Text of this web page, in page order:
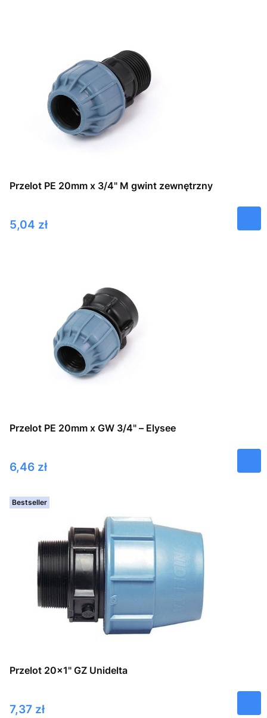
Przelot PE 20mm x 3/4" M gwint zewnętrzny
Cena
5,04 zł
Przelot PE 20mm x GW 3/4" – Elysee
Cena
6,46 zł
Bestseller
Przelot 20x1" GZ Unidelta
Cena
7,37 zł